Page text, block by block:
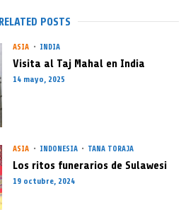
RELATED POSTS
ASIA INDIA
Visita al Taj Mahal en India
14 mayo, 2025
ASIA INDONESIA TANA TORAJA
Los ritos funerarios de Sulawesi
19 octubre, 2024